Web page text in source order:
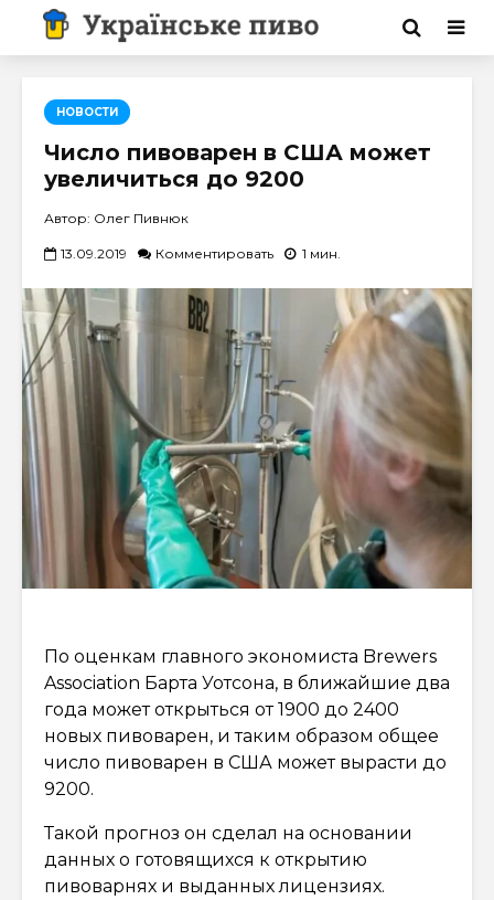
НОВОСТИ
Число пивоварен в США может
увеличиться до 9200
Автор: Олег Пивнюк
13.09.2019 Комментировать 1 мин.
По оценкам главного экономиста Brewers
Association Барта Уотсона, в ближайшие два
года может открыться от 1900 до 2400
новых пивоварен, и таким образом общее
число пивоварен в США может вырасти до
9200.
Такой прогноз он сделал на основании
данных о готовящихся к открытию
пивоварнях и выданных лицензиях.